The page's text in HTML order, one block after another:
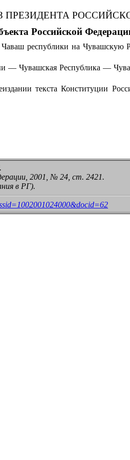
ПРЕЗИДЕНТА
Российской
республики на Чувашскую
— Чувашская Республика —
текста Конституции
2001, № 24, ст. 2421.
в РГ).